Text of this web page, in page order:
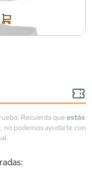
Recuerda que estás
, no podemos ayudarte con